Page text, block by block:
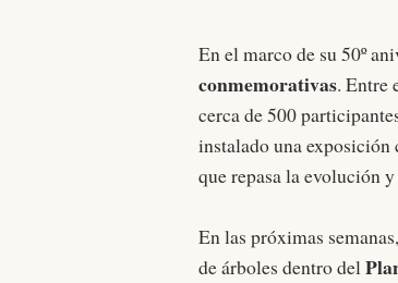
En el marco de su 50º
conmemorativas. Entre
cerca de 500
instalado una exposición
que repasa la evolución
En las próximas
de árboles dentro del